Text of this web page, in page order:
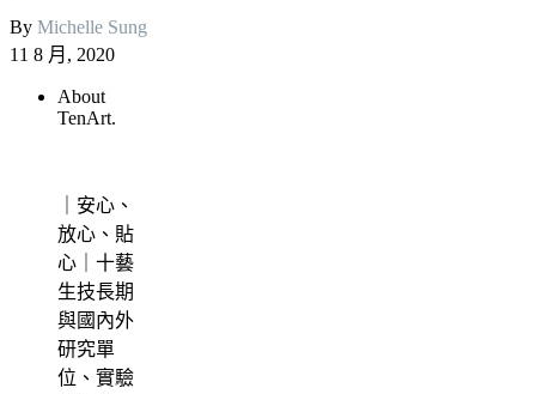
By Michelle Sung
11 8 月, 2020
About
TenArt.
｜安心、
放心、貼
心｜十藝
生技長期
與國內外
研究單
位、實驗